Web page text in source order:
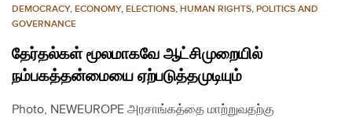
DEMOCRACY, ECONOMY, ELECTIONS, HUMAN RIGHTS, POLITICS AND
GOVERNANCE
தேர்தல்கள் மூலமாகவே ஆட்சிமுறையில்
நம்பகத்தன்மையை ஏற்படுத்தமுடியும்
Photo, NEWEUROPE அரசாங்கத்தை மாற்றுவதற்கு